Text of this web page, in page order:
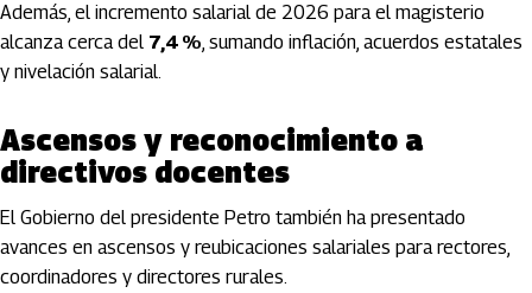
Además, el incremento salarial de 2026 para el magisterio
alcanza cerca del 7,4 %, sumando inflación, acuerdos estatales
y nivelación salarial.
Ascensos y reconocimiento a
directivos docentes
El Gobierno del presidente Petro también ha presentado
avances en ascensos y reubicaciones salariales para rectores,
coordinadores y directores rurales.